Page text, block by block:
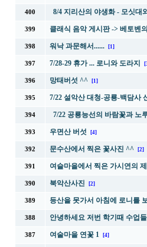
400 8/4 지리산의 야생화 - 모싯대
399 클래식 음악 게시판 ->베토벤
398 워낙 과문해서...... [1]
397 7/28-29 휴가 ... 로니와 도라지
396 망태버섯 ^^ [1]
395 7/22 설악산 대청-공룡-백담사
394 7/22 공룡능선의 바람꽃과 노
393 우면산 버섯 [4]
392 문수산에서 찍은 꽃사진 ^^ [2]
391 여슬마을에서 찍은 가시연의
390 북악산사진 [2]
389 등산을 못가서 아침에 로니를
388 안녕하세요 저번 학기때 수업
387 여술마을 연꽃 1 [4]